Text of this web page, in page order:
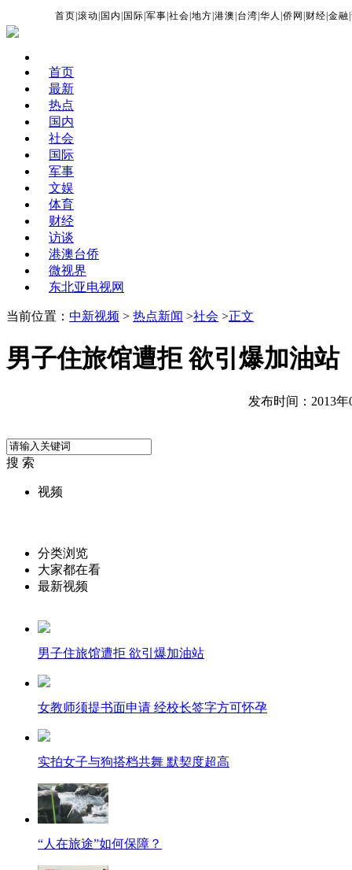
首页 |滚动 国内 国际 |军事 |社会 |地方 |港澳 台湾 |华人 |侨网 财经 |金融 |
首页
最新
热点
国内
社会
国际
军事
文娱
体育
财经
访谈
港澳台侨
微视界
东北亚电视网
当前位置： 中新视频 > 热点新闻 >社会 >正文
男子住旅馆遭拒 欲引爆加油站
发布时间：2013年
搜 索
视频
分类浏览
大家都在看
最新视频
男子住旅馆遭拒 欲引爆加油站
女教师须提书面申请 经校长签字方可怀孕
实拍女子与狗搭档共舞 默契度超高
“人在旅途”如何保障？